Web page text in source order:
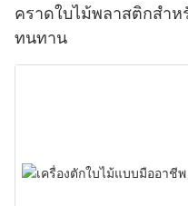
คราดใบไม้พลาสติกสำ
ทนทาน